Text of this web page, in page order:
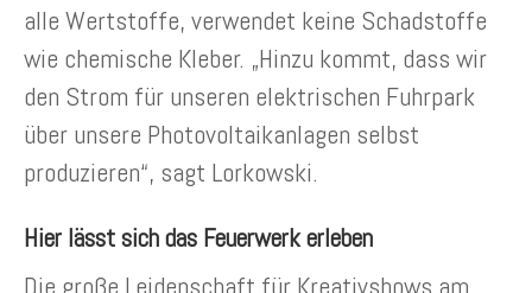
alle Wertstoffe, verwendet keine Schadstoffe
wie chemische Kleber. „Hinzu kommt, dass wir
den Strom für unseren elektrischen Fuhrpark
über unsere Photovoltaikanlagen selbst
produzieren“, sagt Lorkowski.
Hier lässt sich das Feuerwerk erleben
Die große Leidenschaft für Kreativshows am